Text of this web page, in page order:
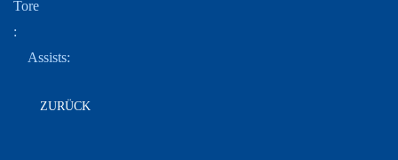
Tore
:
Assists:
ZURÜCK